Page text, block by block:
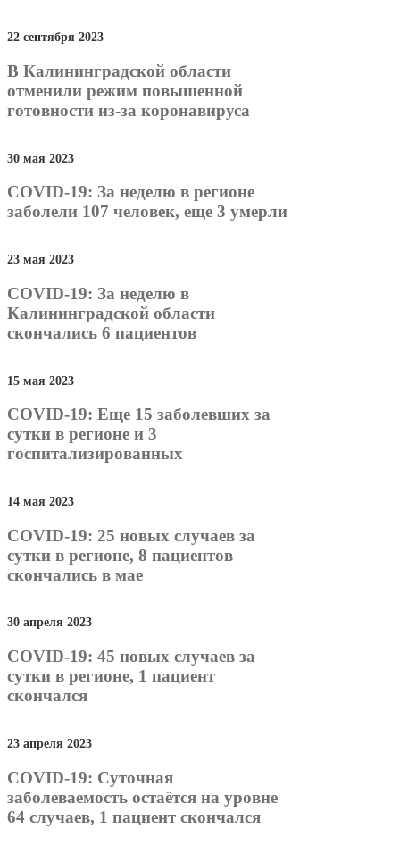
22 сентября 2023
В Калининградской области
отменили режим повышенной
готовности из-за коронавируса
30 мая 2023
COVID-19: За неделю в регионе
заболели 107 человек, еще 3 умерли
23 мая 2023
COVID-19: За неделю в
Калининградской области
скончались 6 пациентов
15 мая 2023
COVID-19: Еще 15 заболевших за
сутки в регионе и 3
госпитализированных
14 мая 2023
COVID-19: 25 новых случаев за
сутки в регионе, 8 пациентов
скончались в мае
30 апреля 2023
COVID-19: 45 новых случаев за
сутки в регионе, 1 пациент
скончался
23 апреля 2023
COVID-19: Суточная
заболеваемость остаётся на уровне
64 случаев, 1 пациент скончался